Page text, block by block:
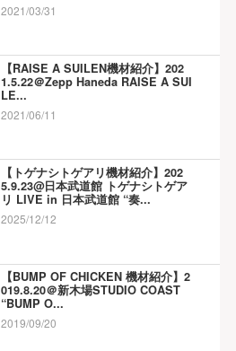
2021/03/31
【RAISE A SUILEN機材紹介】202
1.5.22＠Zepp Haneda RAISE A SUI
LE...
2021/06/11
【トゲナシトゲアリ機材紹介】202
5.9.23@日本武道館 トゲナシトゲア
リ LIVE in 日本武道館 “奏...
2025/12/12
【BUMP OF CHICKEN 機材紹介】2
019.8.20＠新木場STUDIO COAST
“BUMP O...
2019/09/20